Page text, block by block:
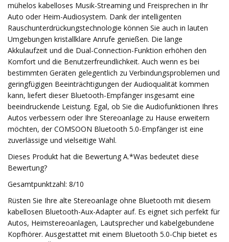
mühelos kabelloses Musik-Streaming und Freisprechen in Ihr
Auto oder Heim-Audiosystem. Dank der intelligenten
Rauschunterdrückungstechnologie können Sie auch in lauten
Umgebungen kristallklare Anrufe genießen. Die lange
Akkulaufzeit und die Dual-Connection-Funktion erhöhen den
Komfort und die Benutzerfreundlichkeit. Auch wenn es bei
bestimmten Geräten gelegentlich zu Verbindungsproblemen und
geringfügigen Beeinträchtigungen der Audioqualität kommen
kann, liefert dieser Bluetooth-Empfänger insgesamt eine
beeindruckende Leistung. Egal, ob Sie die Audiofunktionen Ihres
Autos verbessern oder Ihre Stereoanlage zu Hause erweitern
möchten, der COMSOON Bluetooth 5.0-Empfänger ist eine
zuverlässige und vielseitige Wahl.
Dieses Produkt hat die Bewertung A.*Was bedeutet diese
Bewertung?
Gesamtpunktzahl: 8/10
Rüsten Sie Ihre alte Stereoanlage ohne Bluetooth mit diesem
kabellosen Bluetooth-Aux-Adapter auf. Es eignet sich perfekt für
Autos, Heimstereoanlagen, Lautsprecher und kabelgebundene
Kopfhörer. Ausgestattet mit einem Bluetooth 5.0-Chip bietet es